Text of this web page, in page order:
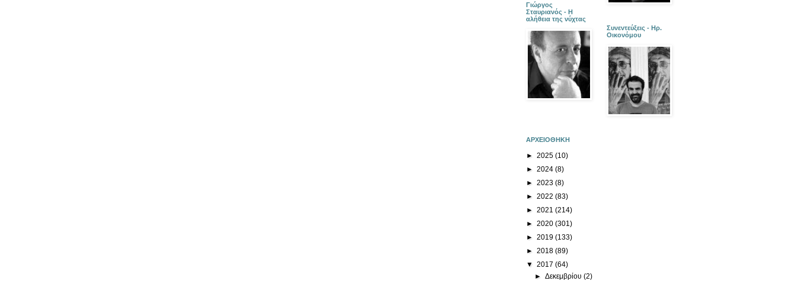
Γιώργος
Σταυριανός - Η
αλήθεια της νύχτας
Συνεντεύξεις - Ηρ.
Οικονόμου
ΑΡΧΕΙΟΘΗΚΗ
► 2025 (10)
► 2024 (8)
► 2023 (8)
► 2022 (83)
► 2021 (214)
► 2020 (301)
► 2019 (133)
► 2018 (89)
▼ 2017 (64)
►Δεκεμβρίου(2)